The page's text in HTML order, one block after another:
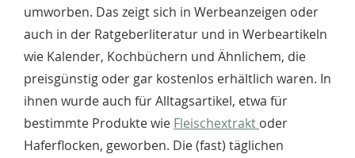
umworben. Das zeigt sich in Werbeanzeigen oder
auch in der Ratgeberliteratur und in Werbeartikeln
wie Kalender, Kochbüchern und Ähnlichem, die
preisgünstig oder gar kostenlos erhältlich waren. In
ihnen wurde auch für Alltagsartikel, etwa für
bestimmte Produkte wie Fleischextrakt oder
Haferflocken, geworben. Die (fast) täglichen